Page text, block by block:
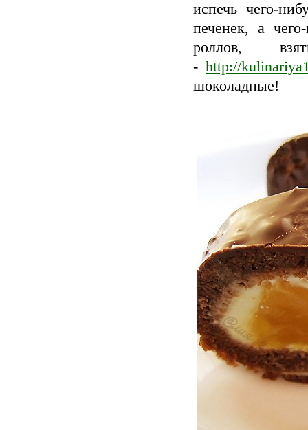
испечь чего-
печенек, а
роллов,
- http://
шоколадные!